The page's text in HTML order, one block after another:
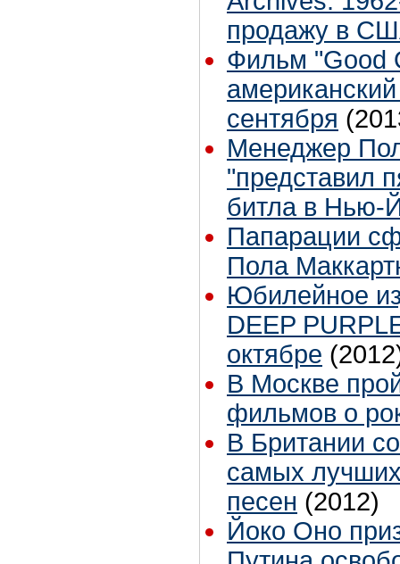
продажу в
Фильм "Good
сентября
Менеджер
"представил
битла в Нью-
Папарации
Пола
Юбилейное
DEEP
октябре
В Москве
фильмов о
В Британии
самых
песен (2012)
Йоко Оно